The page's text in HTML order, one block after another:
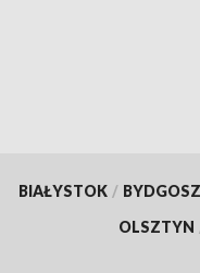
BIAŁYSTOK /
OLSZTYN